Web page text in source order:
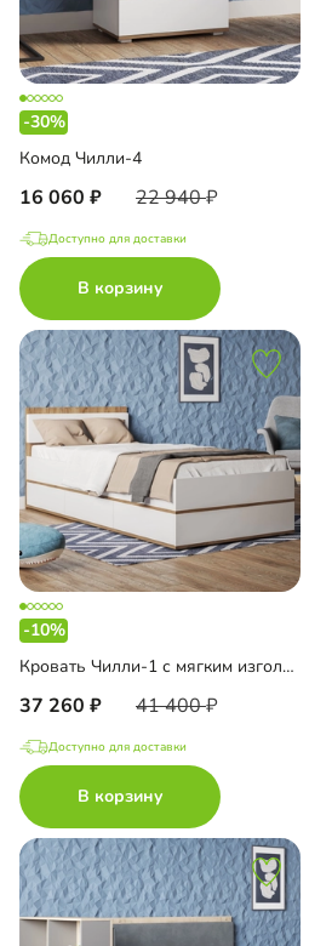
-30%
Комод Чилли-4
16 060 22 940
Доступно для доставки
В корзину
-10%
Кровать Чилли-1 с мягким изголовьем
37 260 41 400
Доступно для доставки
В корзину